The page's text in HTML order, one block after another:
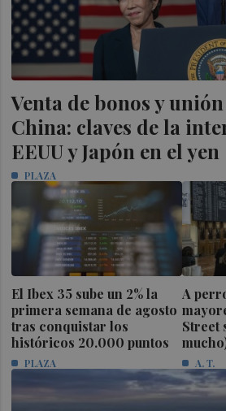
Venta de bonos y
China: claves de la
EEUU y Japón en el yen
PLAZA
El Ibex 35 sube un 2% la
primera semana de agosto
tras conquistar los
históricos 20.000 puntos
PLAZA
A
Street
A. T.